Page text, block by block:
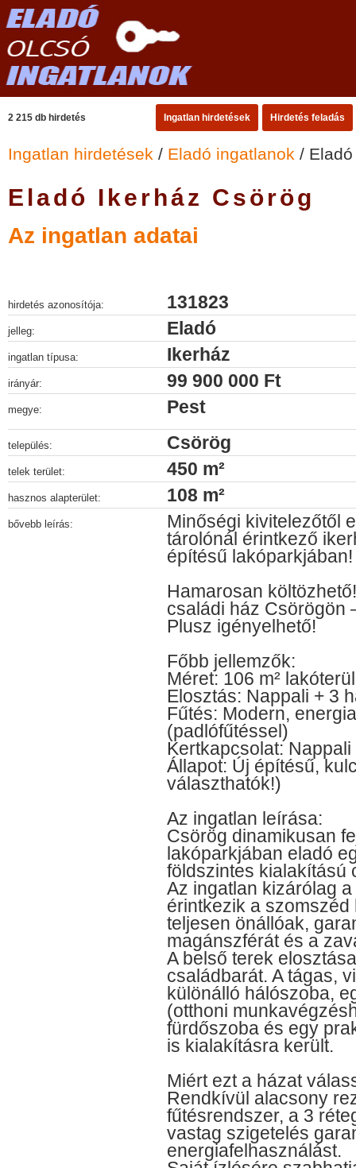
2 215 db hirdetés Ingatlan hirdetések Hirdetés feladás
Ingatlan hirdetések / Eladó ingatlanok /
Eladó Ikerház Csörög
Az ingatlan adatai
hirdetés azonosítója: 131823
jelleg: Eladó
ingatlan típusa: Ikerház
irányár: 99 900 000 Ft
megye: Pest
település: Csörög
telek terület: 450 m²
hasznos alapterület: 108 m²
bővebb leírás:
Minőségi kivitelezőtől
tárolónál érintkező
építésű lakóparkjában!
Hamarosan
családi ház Csörögön
Plusz igényelhető!
Főbb jellemzők:
Méret: 106 m²
Elosztás: Nappali + 3
Fűtés: Modern,
(padlófűtéssel)
Kertkapcsolat:
Állapot: Új építésű,
választhatók!)
Az ingatlan leírása:
Csörög dinamikusan
lakóparkjában eladó
földszintes kialakítású
Az ingatlan kizárólag
érintkezik a
teljesen önállóak,
magánszférát és a
A belső terek
családbarát. A tágas,
különálló hálószoba,
(otthoni
fürdőszoba és egy
is kialakításra került.
Miért ezt a házat
Rendkívül alacsony
fűtésrendszer, a 3
vastag szigetelés
energiafelhasználást.